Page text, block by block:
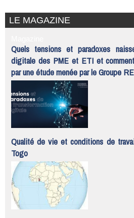
LE MAGAZINE
Quels tensions et paradoxes
digitale des PME et ETI et
par une étude menée par le Groupe
Qualité de vie et conditions de
Togo